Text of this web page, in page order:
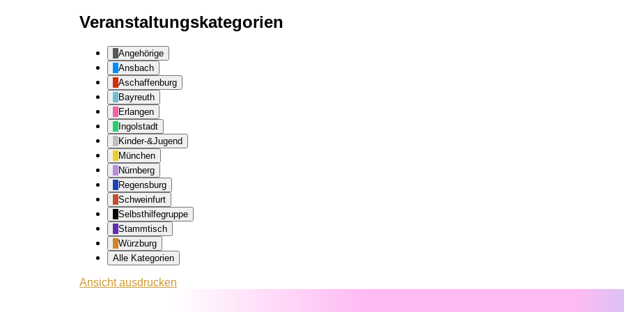
Veranstaltungskategorien
Angehörige
Ansbach
Aschaffenburg
Bayreuth
Erlangen
Ingolstadt
Kinder-&Jugend
München
Nürnberg
Regensburg
Schweinfurt
Selbsthilfegruppe
Stammtisch
Würzburg
Alle Kategorien
Ansichtausdrucken